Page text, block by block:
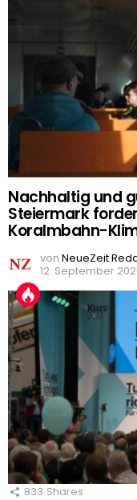
Nachhaltig und
Steiermark
Koralmbahn-
von NeueZeit
12. September
833 Shares